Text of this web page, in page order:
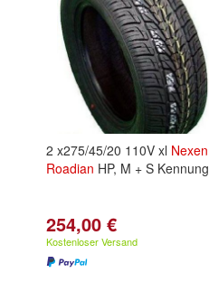
2 x275/45/20 110V xl Nexen
Roadian HP, M + S Kennung
254,00 €
Kostenloser Versand